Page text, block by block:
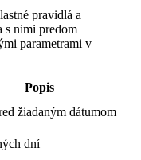
pravidlá a
s nimi predom
parametrami v
Popis
žiadaným dátumom
dní